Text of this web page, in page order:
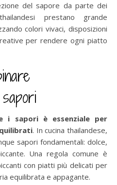
del sapore da parte dei
prestano grande
colori vivaci, disposizioni
per rendere ogni piatto
i sapori è essenziale per
. In cucina thailandese,
sapori fondamentali: dolce,
Una regola comune è
con piatti più delicati per
equilibrata e appagante.